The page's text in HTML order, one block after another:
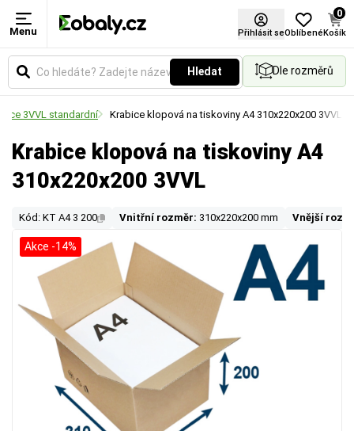
Menu Přihlásit seOblíbené
0
Košík
Hledat Dle rozměrů
3VVL standardní Krabice klopová na tiskoviny A4 310x220x200 3VVL
Krabice klopová na tiskoviny A4
310x220x200 3VVL
Kód: KT A4 3 200 Vnitřní rozměr: 310x220x200 mm Vnější
Akce -14%